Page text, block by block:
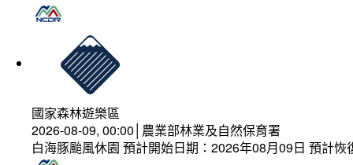
國家森林遊樂區
2026-08-09, 00:00│農業部林業及自然保育署
白海豚颱風休園 預計開始日期：2026年08月09日 預計